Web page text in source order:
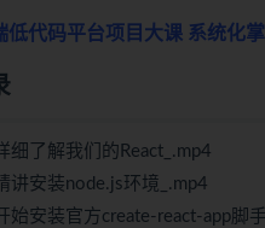
低代码平台项目大课 系统化
细了解我们的React_.mp4
讲安装node.js环境_.mp4
始安装官方create-react-app脚